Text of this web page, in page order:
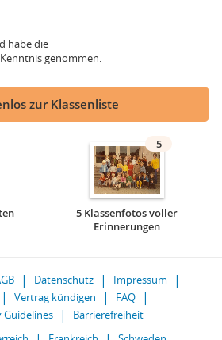
habe die
genommen.
zur Klassenliste
5
5 Klassenfotos voller
Erinnerungen
Datenschutz
Impressum
Vertrag kündigen
FAQ
Barrierefreiheit